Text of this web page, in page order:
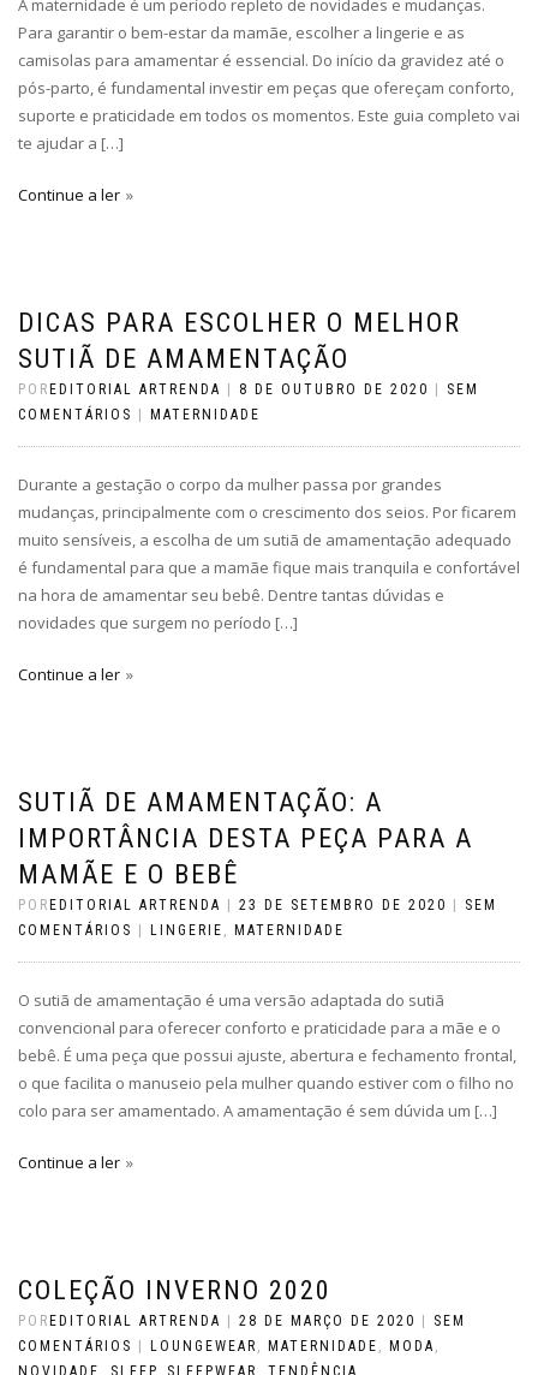
A maternidade é um período repleto de novidades e mudanças.
Para garantir o bem-estar da mamãe, escolher a lingerie e as
camisolas para amamentar é essencial. Do início da gravidez até o
pós-parto, é fundamental investir em peças que ofereçam conforto,
suporte e praticidade em todos os momentos. Este guia completo vai
te ajudar a […]
Continue a ler
DICAS PARA ESCOLHER O MELHOR
SUTIÃ DE AMAMENTAÇÃO
POR EDITORIAL ARTRENDA 8 DE OUTUBRO DE 2020
SEM
COMENTÁRIOS
MATERNIDADE
Durante a gestação o corpo da mulher passa por grandes
mudanças, principalmente com o crescimento dos seios. Por ficarem
muito sensíveis, a escolha de um sutiã de amamentação adequado
é fundamental para que a mamãe fique mais tranquila e confortável
na hora de amamentar seu bebê. Dentre tantas dúvidas e
novidades que surgem no período […]
Continue a ler
SUTIÃ DE AMAMENTAÇÃO: A
IMPORTÂNCIA DESTA PEÇA PARA A
MAMÃE E O BEBÊ
POR EDITORIAL ARTRENDA 23 DE SETEMBRO DE 2020
SEM
COMENTÁRIOS
LINGERIE , MATERNIDADE
O sutiã de amamentação é uma versão adaptada do sutiã
convencional para oferecer conforto e praticidade para a mãe e o
bebê. É uma peça que possui ajuste, abertura e fechamento frontal,
o que facilita o manuseio pela mulher quando estiver com o filho no
colo para ser amamentado. A amamentação é sem dúvida um […]
Continue a ler
COLEÇÃO INVERNO 2020
POR EDITORIAL ARTRENDA 28 DE MARÇO DE 2020
SEM
COMENTÁRIOS
LOUNGEWEAR , MATERNIDADE , MODA ,
NOVIDADE
SLEEP SLEEPWEAR TENDÊNCIA